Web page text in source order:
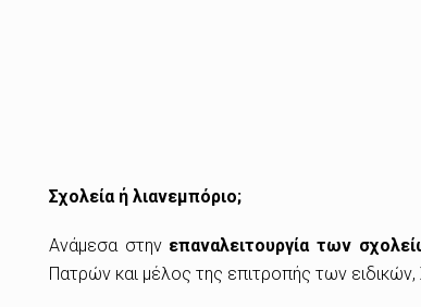
Σχολεία ή λιανεμπόριο;
Ανάμεσα στην επαναλειτουργία των
Πατρών και μέλος της επιτροπής των ειδικών,